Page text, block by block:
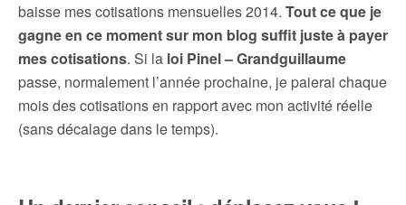
baisse mes cotisations mensuelles 2014. Tout ce que je
gagne en ce moment sur mon blog suffit juste à payer
mes cotisations. Si la loi Pinel – Grandguillaume
passe, normalement l’année prochaine, je paierai chaque
mois des cotisations en rapport avec mon activité réelle
(sans décalage dans le temps).